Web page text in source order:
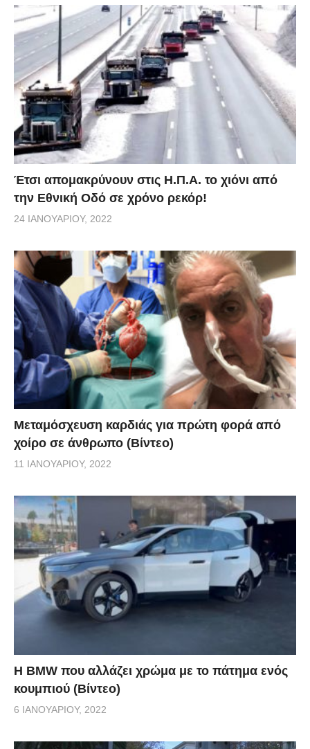
Έτσι απομακρύνουν στις Η.Π.Α. το χιόνι από
την Εθνική Οδό σε χρόνο ρεκόρ!
24 ΙΑΝΟΥΑΡΊΟΥ, 2022
Μεταμόσχευση καρδιάς για πρώτη φορά από
χοίρο σε άνθρωπο (Βίντεο)
11 ΙΑΝΟΥΑΡΊΟΥ, 2022
Η BMW που αλλάζει χρώμα με το πάτημα ενός
κουμπιού (Βίντεο)
6 ΙΑΝΟΥΑΡΊΟΥ, 2022